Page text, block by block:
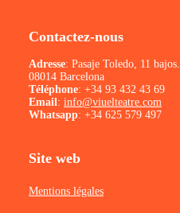
Contactez-nous
Adresse: Pasaje Toledo, 11 bajos.
08014 Barcelona
Téléphone: +34 93 432 43 69
Email: info@viuelteatre.com
Whatsapp: +34 625 579 497
Site web
Mentions légales